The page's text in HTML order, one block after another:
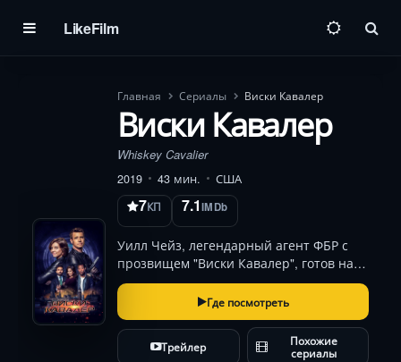
LikeFilm
Главная Сериалы Виски Кавалер
Виски Кавалер
Whiskey Cavalier
2019
43 мин. США
7КП 7.1IMDb
Уилл Чейз, легендарный агент ФБР с
прозвищем "Виски Кавалер", готов на
все ради правосудия. Он способен
вышибить дверь и высвободить
заложников, но в то же время он
неизменно пронизан нежностью и
эмоциями. Вне зависимост…
Где посмотреть
Трейлер Похожие
сериалы